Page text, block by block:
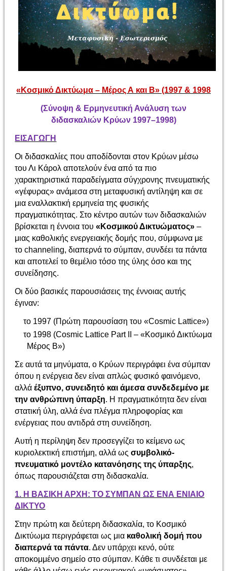
«Κοσμικό Δικτύωμα – Μέρος Α και Β» (1997 & 1998
(Σύνοψη & Ερμηνευτική Ανάλυση των
διδασκαλιών Κρύων 1997–1998)
ΕΙΣΑΓΩΓΗ
Οι διδασκαλίες που αποδίδονται στον Κρύων μέσω
του Λι Κάρολ αποτελούν ένα από τα πιο
χαρακτηριστικά παραδείγματα σύγχρονης πνευματικής
«γέφυρας» ανάμεσα στη μεταφυσική αντίληψη και σε
μια εναλλακτική ερμηνεία της φυσικής
πραγματικότητας. Στο κέντρο αυτών των διδασκαλιών
βρίσκεται η έννοια του«Κοσμικού Δικτυώματος» –
μιας καθολικής ενεργειακής δομής που, σύμφωνα με
το channeling, διαπερνά το σύμπαν, συνδέει τα πάντα
και αποτελεί το θεμέλιο τόσο της ύλης όσο και της
συνείδησης.
Οι δύο βασικές παρουσιάσεις της έννοιας αυτής
έγιναν:
το 1997 (Πρώτη παρουσίαση του «Cosmic Lattice»)
το 1998 (Cosmic Lattice Part II – «Κοσμικό Δικτύωμα
Μέρος Β»)
Σε αυτά τα μηνύματα, ο Κρύων περιγράφει ένα σύμπαν
όπου η ενέργεια δεν είναι απλώς φυσικό φαινόμενο,
αλλάέξυπνο, συνειδητό και άμεσα συνδεδεμένο με
την ανθρώπινη ύπαρξη. Η πραγματικότητα δεν είναι
στατική ύλη, αλλά ένα πλέγμα πληροφορίας και
ενέργειας που αντιδρά στη συνείδηση.
Αυτή η περίληψη δεν προσεγγίζει το κείμενο ως
κυριολεκτική επιστήμη, αλλά ωςσυμβολικό-
πνευματικό μοντέλο κατανόησης της ύπαρξης,
όπως παρουσιάζεται στη διδασκαλία.
1. Η ΒΑΣΙΚΗ ΑΡΧΗ: ΤΟ ΣΥΜΠΑΝ ΩΣ ΕΝΑ ΕΝΙΑΙΟ
ΔΙΚΤΥΟ
Στην πρώτη και δεύτερη διδασκαλία, το Κοσμικό
Δικτύωμα περιγράφεται ως μια καθολική δομή που
διαπερνά τα πάντα. Δεν υπάρχει κενό, ούτε
αποκομμένο σημείο στο σύμπαν. Κάθε τι συνδέεται με